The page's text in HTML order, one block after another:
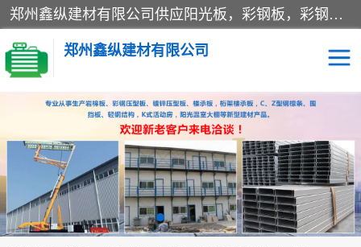
郑州鑫纵建材有限公司供应阳光板，彩钢板，彩钢钢构工程是一家集生产销售租赁安装于一体的企业，主要生产PC采光板，耐力板，仿古琉璃采光板，岩棉板、彩钢压型板、镀锌压型板、桁架楼承板，C、Z型钢檩条、围挡板、轻钢结构，阳光温室大棚等新型建材产品。公司旗下有多台移动式高空压瓦机租赁，承接全国各地业务，专业对外租赁各种型号压瓦机。
郑州鑫纵建材有限公司
高空瓦机租赁 ASA合成树脂仿古瓦
CZ型钢 FRP采光板
PC多层板 PC耐力板